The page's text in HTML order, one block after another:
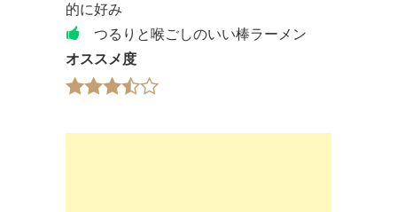
的に好み
つるりと喉ごしのいい棒ラーメン
オススメ度